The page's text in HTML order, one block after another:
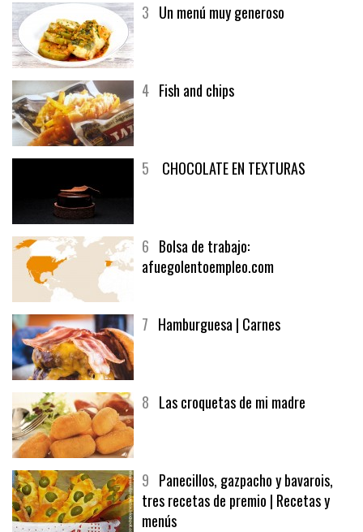
3 Un menú muy generoso
4 Fish and chips
5 CHOCOLATE EN TEXTURAS
6 Bolsa de trabajo:
afuegolentoempleo.com
7 Hamburguesa | Carnes
8 Las croquetas de mi madre
9 Panecillos, gazpacho y bavarois,
tres recetas de premio | Recetas y
menús